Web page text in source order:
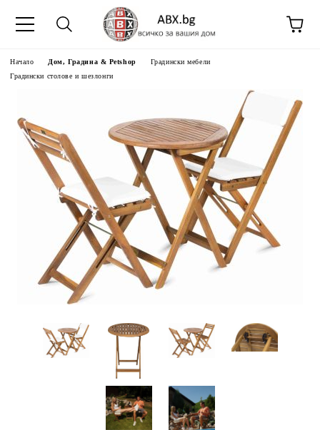
Начало Дом, Градина & Petshop
Градински мебели
Градински столове и шезлонги